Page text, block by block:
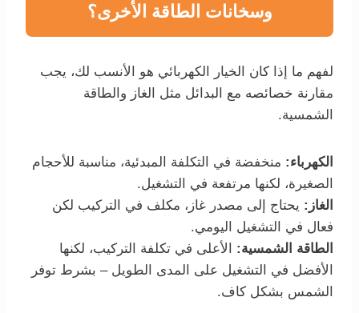
وسخانات الطاقة الأخرى؟
لفهم ما إذا كان الخيار الكهربائي هو الأنسب لك، يجب
مقارنة خصائصه مع البدائل مثل الغاز والطاقة
الشمسية.
الكهرباء: منخفضة في التكلفة المبدئية، مناسبة للأحجام
الصغيرة، لكنها مرتفعة في التشغيل.
الغاز: يحتاج إلى مصدر غاز، مكلف في التركيب لكن
فعال في التشغيل اليومي.
الطاقة الشمسية: الأعلى في تكلفة التركيب، لكنها
الأفضل في التشغيل على المدى الطويل – بشرط توفر
الشمس بشكل كاف.